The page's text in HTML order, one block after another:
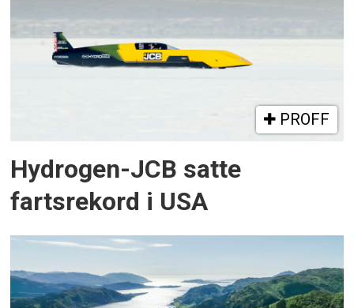
PROFF
Hydrogen-JCB satte
fartsrekord i USA